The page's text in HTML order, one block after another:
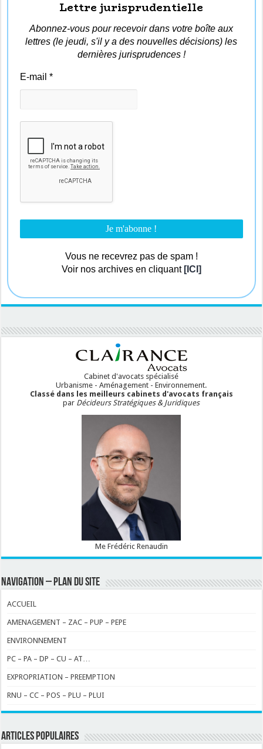
Lettre jurisprudentielle
Abonnez-vous pour recevoir dans votre boîte aux
lettres (le jeudi, s'il y a des nouvelles décisions) les
dernières jurisprudences !
E-mail*
Vous ne recevrez pas de spam !
Voir nos archives en cliquant [ICI]
Cabinet d'avocats spécialisé
Urbanisme - Aménagement - Environnement.
Classé dans les meilleurs cabinets d'avocats français
par Décideurs Stratégiques & Juridiques
Me Frédéric Renaudin
NAVIGATION – PLAN DU SITE
ACCUEIL
AMENAGEMENT – ZAC – PUP – PEPE
ENVIRONNEMENT
PC – PA – DP – CU – AT…
EXPROPRIATION – PREEMPTION
RNU – CC – POS – PLU – PLUI
ARTICLES POPULAIRES